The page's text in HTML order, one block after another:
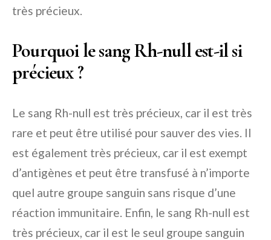
très précieux.
Pourquoi le sang Rh-null est-il si
précieux ?
Le sang Rh-null est très précieux, car il est très
rare et peut être utilisé pour sauver des vies. Il
est également très précieux, car il est exempt
d’antigènes et peut être transfusé à n’importe
quel autre groupe sanguin sans risque d’une
réaction immunitaire. Enfin, le sang Rh-null est
très précieux, car il est le seul groupe sanguin